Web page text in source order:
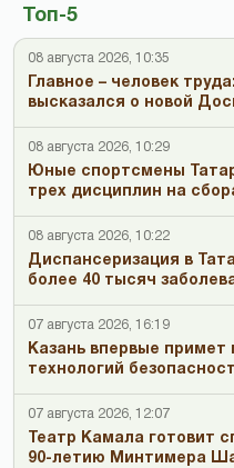
Топ-5
08 августа 2026, 10:35
Главное – человек
высказался о новой
08 августа 2026, 10:29
Юные спортсмены
трех дисциплин на
08 августа 2026, 10:22
Диспансеризация в
более 40 тысяч
07 августа 2026, 16:19
Казань впервые
технологий
07 августа 2026, 12:07
Театр Камала готовит
90-летию Минтимера